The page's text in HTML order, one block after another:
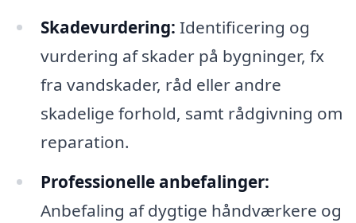
Skadevurdering: Identificering og
vurdering af skader på bygninger, fx
fra vandskader, råd eller andre
skadelige forhold, samt rådgivning om
reparation.
Professionelle anbefalinger:
Anbefaling af dygtige håndværkere og